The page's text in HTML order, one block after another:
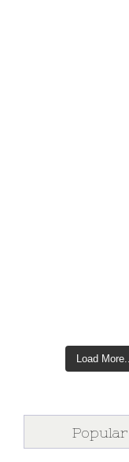
Load More...
Popular